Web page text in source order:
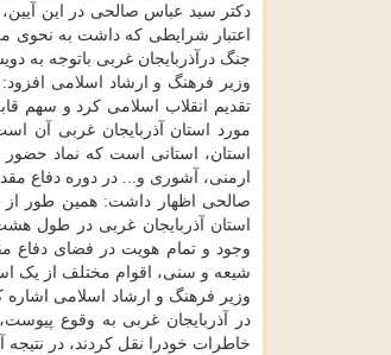
دکتر سید عباس صالحی در این
اعتبار شرایطی که داشت به نحوی
جنگ درآذربایجان غربی باتوجه
تقدیم انقلاب اسلامی کرد و سهم
مورد استان آذربایجان غربی آن
استان، استانی است که نماد
ارمنی، آشوری و... در دوره دفاع
صالحی اظهار داشت: همین طور از
استان آذربایجان غربی در طول
وجود و تمام هویت در فضای دفاع
شیعه و سنی، اقوام مختلف از یک
در آذربایجان غربی به وقوع
خاطرات خودرا نقل کردند، در